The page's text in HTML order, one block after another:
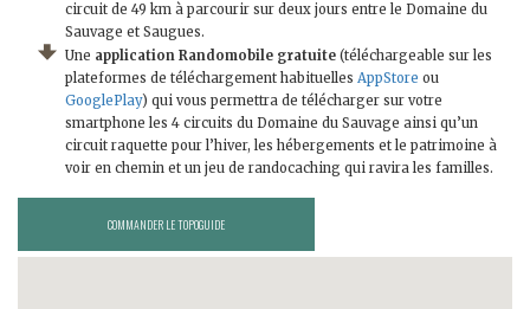
circuit de 49 km à parcourir sur deux jours entre le Domaine du
Sauvage et Saugues.
Une application Randomobile gratuite (téléchargeable sur les
plateformes de téléchargement habituelles AppStore ou
GooglePlay) qui vous permettra de télécharger sur votre
smartphone les 4 circuits du Domaine du Sauvage ainsi qu’un
circuit raquette pour l’hiver, les hébergements et le patrimoine à
voir en chemin et un jeu de randocaching qui ravira les familles.